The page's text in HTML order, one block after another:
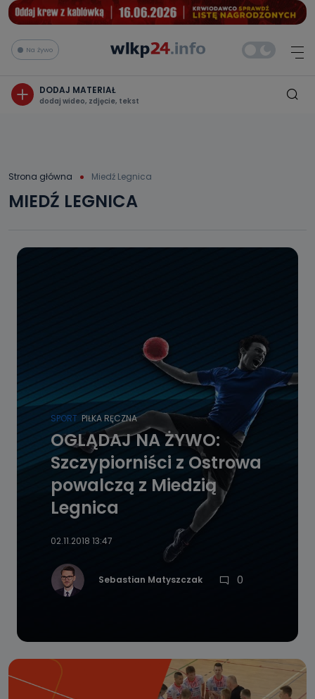
Na żywo
DODAJ MATERIAŁ
dodaj wideo, zdjęcie, tekst
Strona główna Miedź Legnica
MIEDŹ LEGNICA
SPORT PIŁKA RĘCZNA
OGLĄDAJ NA ŻYWO:
Szczypiorniści z Ostrowa
powalczą z Miedzią
Legnica
02.11.2018 13:47
Sebastian Matyszczak 0